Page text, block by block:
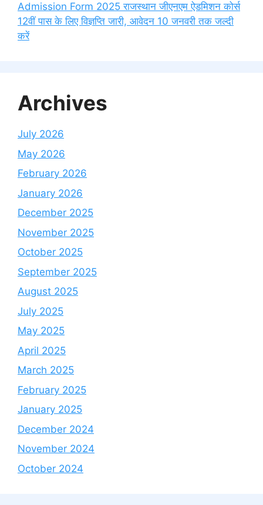
Admission Form 2025 राजस्थान जीएनएम ऐडमिशन कोर्स
12वीं पास के लिए विज्ञप्ति जारी, आवेदन 10 जनवरी तक जल्दी
करें
Archives
July 2026
May 2026
February 2026
January 2026
December 2025
November 2025
October 2025
September 2025
August 2025
July 2025
May 2025
April 2025
March 2025
February 2025
January 2025
December 2024
November 2024
October 2024